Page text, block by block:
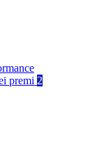
premi 2